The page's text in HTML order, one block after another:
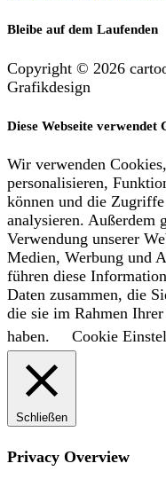
Bleibe auf dem Laufenden
Copyright © 2026
Grafikdesign
Diese Webseite verwendet
Wir verwenden
personalisieren,
können und die
analysieren. Außerdem
Verwendung unserer
Medien, Werbung und
führen diese
Daten zusammen, die
die sie im Rahmen
haben.
Cookie
Schließen
Privacy Overview